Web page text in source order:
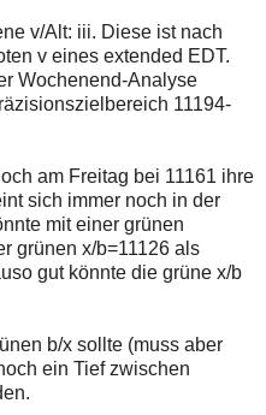
v/Alt: iii. Diese ist nach
v eines extended EDT.
Wochenend-Analyse
11194-
am Freitag bei 11161 ihre
sich immer noch in der
mit einer grünen
grünen x/b=11126 als
gut könnte die grüne x/b
b/x sollte (muss aber
ein Tief zwischen